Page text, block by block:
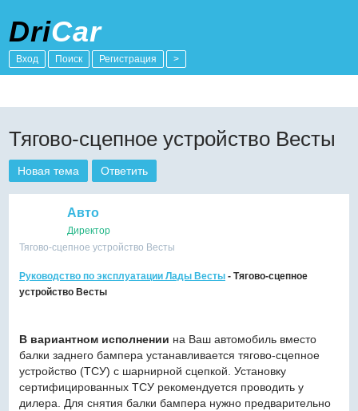
DriCar
Вход Поиск Регистрация >
Тягово-сцепное устройство Весты
Новая тема Ответить
Авто
Директор
Тягово-сцепное устройство Весты
Руководство по эксплуатации Лады Весты- Тягово-сцепное
устройство Весты
В вариантном исполнении на Ваш автомобиль вместо
балки заднего бампера устанавливается тягово-сцепное
устройство (ТСУ) с шарнирной сцепкой. Установку
сертифицированных ТСУ рекомендуется проводить у
дилера. Для снятия балки бампера нужно предварительно